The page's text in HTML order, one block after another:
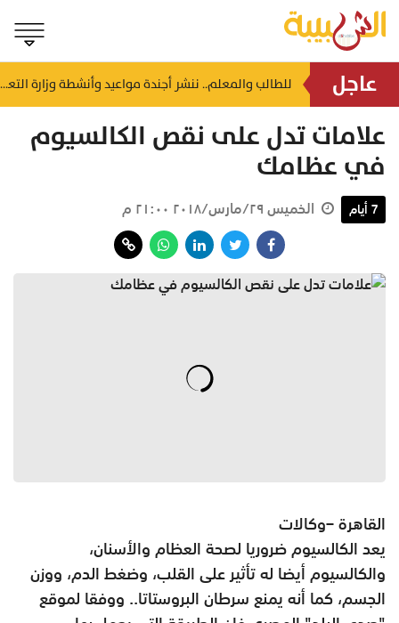
عاجل منذ ساعة للطالب والمعلم.. ننشر أجندة مواعيد وأنشطة وزارة التعليم لشهر أغسطس 2026
علامات تدل على نقص الكالسيوم
في عظامك
7 أيام الخميس ٢٩/مارس/٢٠١٨ ٢١:٠٠ م
القاهرة –وكالات
يعد الكالسيوم ضروريا لصحة العظام والأسنان،
والكالسيوم أيضا له تأثير على القلب، وضغط الدم، ووزن
الجسم، كما أنه يمنع سرطان البروستاتا.. ووفقا لموقع